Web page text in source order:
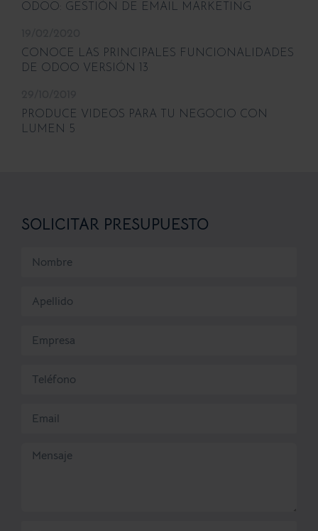
ODOO: GESTIÓN DE EMAIL MARKETING
CONOCE LAS PRINCIPALES FUNCIONALIDADES
DE ODOO VERSIÓN 13
PRODUCE VIDEOS PARA TU NEGOCIO CON
LUMEN 5
SOLICITAR PRESUPUESTO